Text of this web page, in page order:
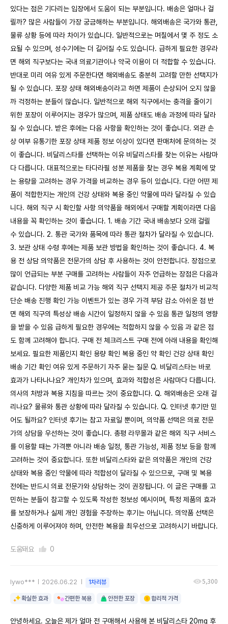
있다는 점은 기다리는 입장에서 도움이 되는 부분입니다. 배송은 얼마나 걸
릴까? 많은 사람들이 가장 궁금해하는 부분입니다. 해외배송은 국가와 통관,
물류 상황 등에 따라 차이가 있습니다. 일반적으로는 며칠에서 몇 주 정도 소
요될 수 있으며, 성수기에는 더 길어질 수도 있습니다. 급하게 필요한 경우라
면 해외 직구보다는 국내 의료기관이나 약국 이용이 더 적합할 수 있습니다.
반대로 미리 여유 있게 주문한다면 해외배송도 충분히 고려할 만한 선택지가
될 수 있습니다. 포장 상태 해외배송이라고 하면 제품이 손상되어 오지 않을
까 걱정하는 분들이 많습니다. 일반적으로 해외 직구에서는 충격을 줄이기
위한 포장이 이루어지는 경우가 많으며, 제품 상태도 배송 과정에 따라 달라
질 수 있습니다. 받은 후에는 다음 사항을 확인하는 것이 좋습니다. 외관 손
상 여부 유통기한 포장 상태 제품 정보 이상이 있다면 판매처에 문의하는 것
이 좋습니다. 비달리스타를 선택하는 이유 비달리스타를 찾는 이유는 사람마
다 다릅니다. 대표적으로는 타다라필 성분 제품을 찾는 경우 복용 계획에 맞
는 용량을 고려하는 경우 가격을 비교하는 경우 등이 있습니다. 다만 어떤 제
품이 적합한지는 개인의 건강 상태와 복용 중인 약물에 따라 달라질 수 있습
니다. 해외 직구 시 확인할 사항 의약품을 해외에서 구매할 계획이라면 다음
내용을 꼭 확인하는 것이 좋습니다. 1. 배송 기간 국내 배송보다 오래 걸릴
수 있습니다. 2. 통관 국가와 품목에 따라 통관 절차가 달라질 수 있습니다.
3. 보관 상태 수령 후에는 제품 보관 방법을 확인하는 것이 좋습니다. 4. 복
용 전 상담 의약품은 전문가의 상담 후 사용하는 것이 안전합니다. 장점으로
많이 언급되는 부분 구매를 고려하는 사람들이 자주 언급하는 장점은 다음과
같습니다. 다양한 제품 비교 가능 해외 직구 선택지 제공 주문 절차가 비교적
단순 배송 진행 확인 가능 이벤트가 있는 경우 가격 부담 감소 아쉬운 점 반
면 해외 직구의 특성상 배송 시간이 일정하지 않을 수 있음 통관 일정의 영향
을 받을 수 있음 급하게 필요한 경우에는 적합하지 않을 수 있음 과 같은 점
도 함께 고려해야 합니다. 구매 전 체크리스트 구매 전에 아래 내용을 확인해
보세요. 필요한 제품인지 확인 용량 확인 복용 중인 약 확인 건강 상태 확인
배송 기간 확인 여유 있게 주문하기 자주 묻는 질문 Q. 비달리스타는 바로
효과가 나타나나요? 개인차가 있으며, 효과와 적합성은 사람마다 다릅니다.
의사의 처방과 복용 지침을 따르는 것이 중요합니다. Q. 해외배송은 오래 걸
리나요? 물류와 통관 상황에 따라 달라질 수 있습니다. Q. 인터넷 후기만 믿
어도 될까요? 인터넷 후기는 참고 자료일 뿐이며, 의약품 선택은 의료 전문
가의 상담을 우선하는 것이 좋습니다. 총평 라무몰과 같은 해외 직구 서비스
를 이용할 때는 가격뿐 아니라 배송 일정, 통관 가능성, 제품 정보 등을 함께
고려하는 것이 중요합니다. 또한 비달리스타와 같은 의약품은 개인의 건강
상태와 복용 중인 약물에 따라 적합성이 달라질 수 있으므로, 구매 및 복용
전에는 반드시 의료 전문가와 상담하는 것이 권장됩니다. 이 글은 구매를 고
민하는 분들이 참고할 수 있도록 작성한 정보성 예시이며, 특정 제품의 효과
를 보장하거나 실제 개인 경험을 주장하는 후기는 아닙니다. 의약품 선택은
신중하게 이루어져야 하며, 안전한 복용을 최우선으로 고려하시기 바랍니다.
도움돼요 0
lywo*** 2026.06.22 1차리뷰 5,300
확실한 효과 간편한 복용 안전한 포장 합리적 가격
안녕하세요. 오늘은 제가 얼마 전 구매해서 사용해 본 비달리스타 20mg 후